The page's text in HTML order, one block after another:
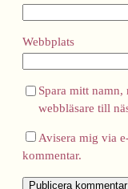
Webbplats
Spara mitt namn,
webbläsare till
Avisera mig via
kommentar.